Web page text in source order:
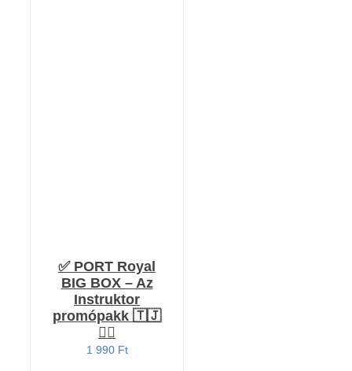
✅ PORT Royal
BIG BOX – Az
Instruktor
promópakk 🇹🇯
🏴‍☠️
1 990 Ft